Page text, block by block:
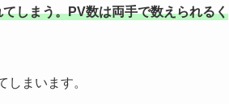
しまう。PV数は両手で数えられるく
まいます。